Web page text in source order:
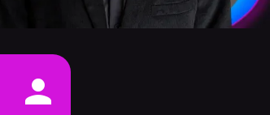
person